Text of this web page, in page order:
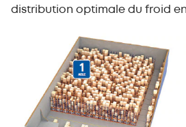
distribution optimale du froid